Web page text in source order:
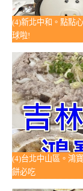
(4)新北中和。點點
球啦!
(4)台北中山區。鴻
餅必吃